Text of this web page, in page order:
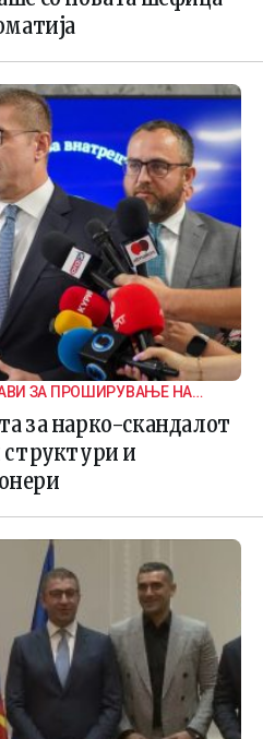
ЗА ПРОШИРУВАЊЕ НА
за нарко-скандалот
структури и